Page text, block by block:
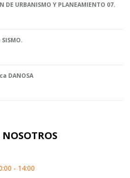
DE URBANISMO Y PLANEAMIENTO 07.
DANOSA
- 14:00